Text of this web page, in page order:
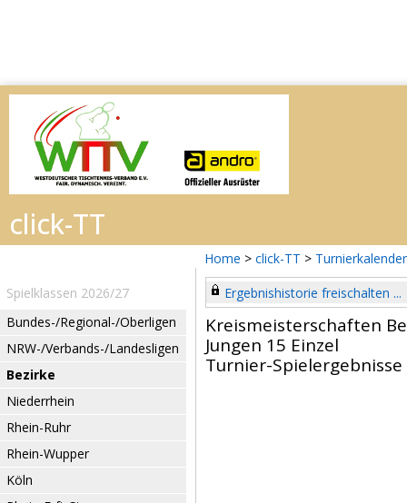
Home > click-TT > Turnierkalender
Spielklassen 2026/27
Bundes-/Regional-/Oberligen
NRW-/Verbands-/Landesligen
Bezirke
Niederrhein
Rhein-Ruhr
Rhein-Wupper
Köln
Ergebnishistorie freischalten ...
Kreismeisterschaften
Jungen 15 Einzel
Turnier-Spielergebnisse